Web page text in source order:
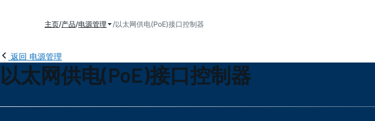
主页 产品 电源管理 以太网供电(PoE)接口控制器
返回 电源管理
以太网供电(PoE)接口控制器